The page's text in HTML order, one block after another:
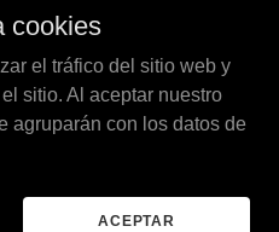
& SERVICIOS
cookies
el tráfico del sitio web y
sitio. Al aceptar nuestro
agruparán con los datos de
ACEPTAR